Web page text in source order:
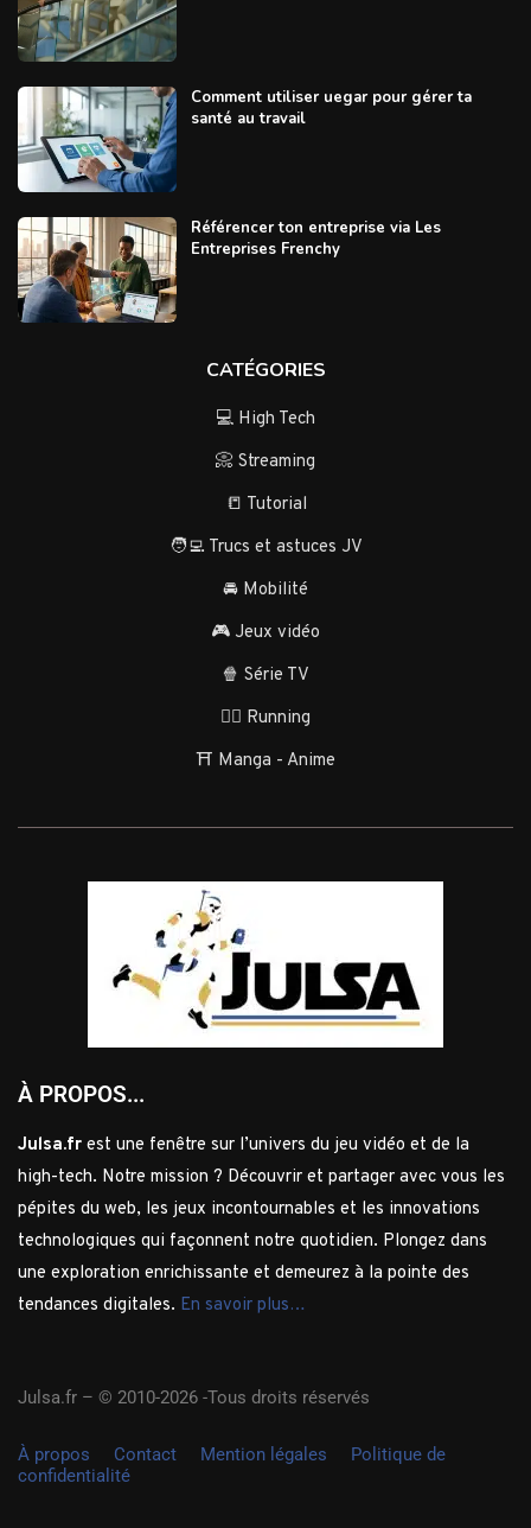
Comment utiliser uegar pour gérer ta
santé au travail
Référencer ton entreprise via Les
Entreprises Frenchy
CATÉGORIES
💻 High Tech
📀 Streaming
📒 Tutorial
🧑‍💻 Trucs et astuces JV
🚘 Mobilité
🎮 Jeux vidéo
🍿 Série TV
🏃‍♂️ Running
⛩️ Manga - Anime
À PROPOS...
Julsa.fr est une fenêtre sur l’univers du jeu vidéo et de la
high-tech. Notre mission ? Découvrir et partager avec vous les
pépites du web, les jeux incontournables et les innovations
technologiques qui façonnent notre quotidien. Plongez dans
une exploration enrichissante et demeurez à la pointe des
tendances digitales. En savoir plus…
Julsa.fr – © 2010-2026 -Tous droits réservés
À propos Contact Mention légales
Politique de
confidentialité